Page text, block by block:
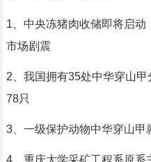
1、中央冻猪肉收储即将启
市场剧震
2、我国拥有35处中华穿山
78只
3、一级保护动物中华穿山甲
4、重庆大学采矿工程系原系